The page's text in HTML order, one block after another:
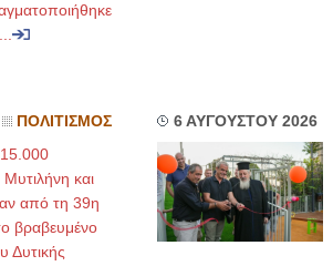
ΠΟΛΙΤΙΣΜΟΣ
και
από τη 39η
βραβευμένο
Δυτικής
6 ΑΥΓΟΥΣΤΟΥ 2026